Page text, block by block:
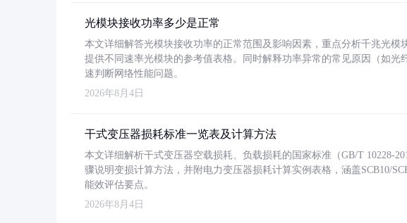
光模块接收功率多少是正常
本文详细解答光模块接收功率的正常范围及影响因素，重点分析千兆光模
提供不同速率光模块的参考值表格。同时解释功率异常的常见原因（如
速判断网络性能问题。
2026年8月4日
干式变压器损耗标准一览表及计算方法
本文详细解析干式变压器空载损耗、负载损耗的国家标准（GB/T 10228-
骤说明变损计算方法，并附电力变压器损耗计算实例表格，涵盖SCB10/
能效评估要点。
2026年8月4日